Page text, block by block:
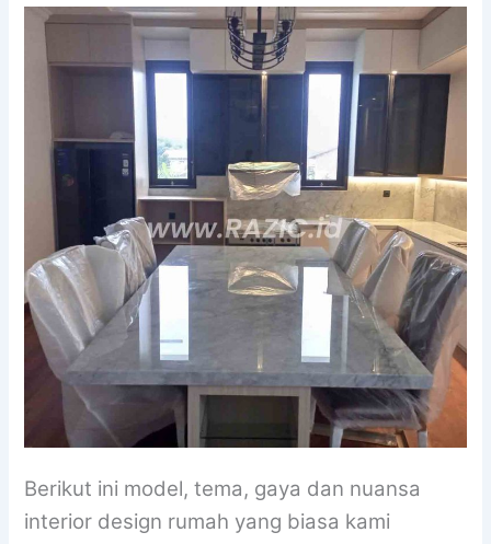
Berikut ini model, tema, gaya dan nuansa
interior design rumah yang biasa kami